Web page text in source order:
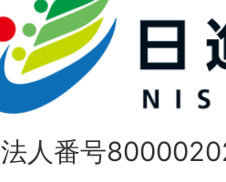
法人番号